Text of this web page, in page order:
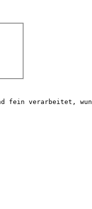
fein verarbeitet,